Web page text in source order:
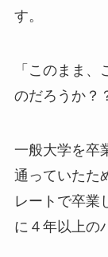
す。
「このまま
のだろうか？
一般大学を卒
通っていたた
レートで卒業
に４年以上の